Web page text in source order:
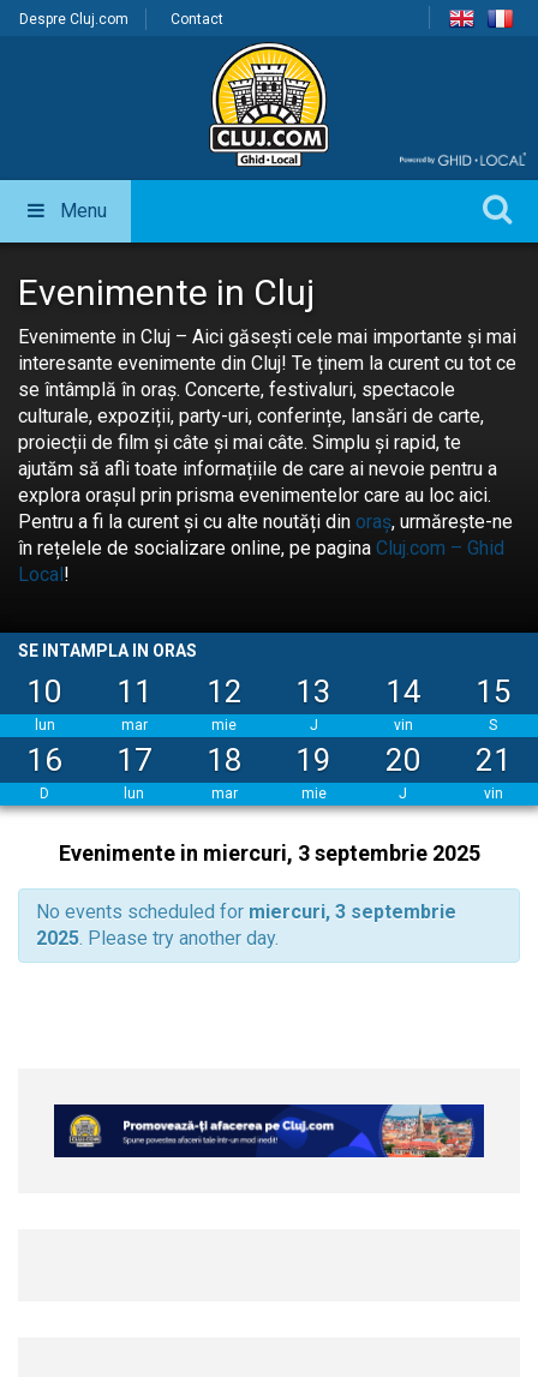
Despre Cluj.com Contact
Menu
Evenimente in Cluj
Evenimente in Cluj – Aici găsești cele mai importante și mai
interesante evenimente din Cluj! Te ținem la curent cu tot ce
se întâmplă în oraș. Concerte, festivaluri, spectacole
culturale, expoziții, party-uri, conferințe, lansări de carte,
proiecții de film și câte și mai câte. Simplu și rapid, te
ajutăm să afli toate informațiile de care ai nevoie pentru a
explora orașul prin prisma evenimentelor care au loc aici.
Pentru a fi la curent și cu alte noutăți din oraș, urmărește-ne
în rețelele de socializare online, pe pagina Cluj.com – Ghid
Local !
SE INTAMPLA IN ORAS
10
lun
11
mar
12
mie
13
J
14
vin
15
S
16
D
17
lun
18
mar
19
mie
20
J
21
vin
Evenimente in miercuri, 3 septembrie 2025
No events scheduled for miercuri, 3 septembrie
2025. Please try another day.